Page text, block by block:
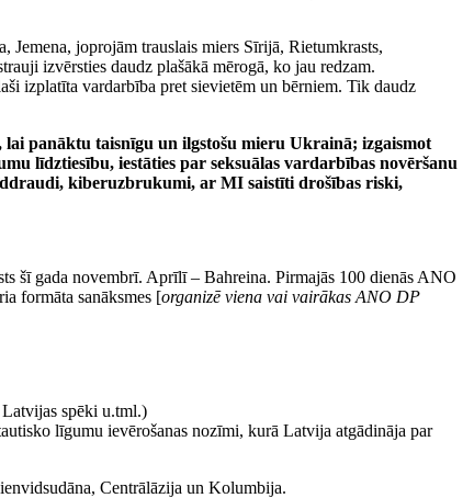
joprojām trauslais miers Sīrijā, Rietumkrasts,
izvērsties daudz plašākā mērogā, ko jau redzam.
izplatīta vardarbība pret sievietēm un bērniem. Tik daudz
panāktu taisnīgu un ilgstošu mieru Ukrainā; izgaismot
līdztiesību, iestāties par seksuālas vardarbības novēršanu
kiberuzbrukumi, ar MI saistīti drošības riski,
šī gada novembrī. Aprīlī – Bahreina. Pirmajās 100 dienās ANO
formāta sanāksmes [organizē viena vai vairākas ANO DP
spēki u.tml.)
līgumu ievērošanas nozīmi, kurā Latvija atgādināja par
Centrālāzija un Kolumbija.